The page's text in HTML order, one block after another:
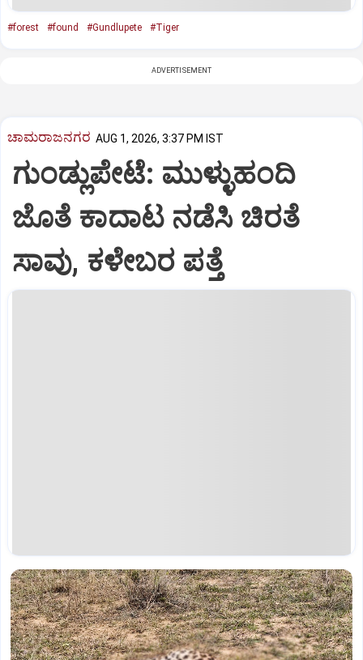
#forest #found #Gundlupete #Tiger
ADVERTISEMENT
ಚಾಮರಾಜನಗರ AUG 1, 2026, 3:37 PM IST
ಗುಂಡ್ಲುಪೇಟೆ: ಮುಳ್ಳುಹಂದಿ
ಜೊತೆ ಕಾದಾಟ ನಡೆಸಿ ಚಿರತೆ
ಸಾವು, ಕಳೇಬರ ಪತ್ತೆ